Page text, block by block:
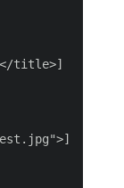
title>]